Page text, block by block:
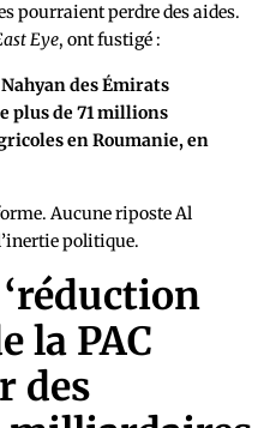
pourraient perdre des aides.
Eye, ont fustigé :
des Émirats
plus de 71 millions
en Roumanie, en
Aucune riposte Al
politique.
la PAC
des